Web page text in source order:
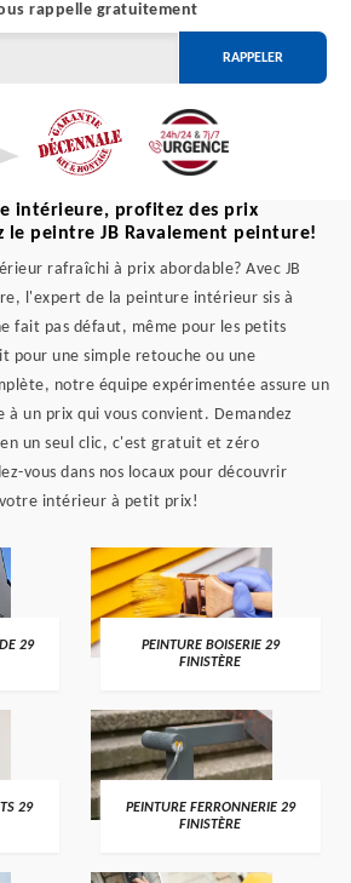
rappelle gratuitement
intérieure, profitez des prix
le peintre JB Ravalement peinture!
rafraîchi à prix abordable? Avec JB
l'expert de la peinture intérieur sis à
fait pas défaut, même pour les petits
pour une simple retouche ou une
notre équipe expérimentée assure un
à un prix qui vous convient. Demandez
un seul clic, c'est gratuit et zéro
vous dans nos locaux pour découvrir
intérieur à petit prix!
29
PEINTURE BOISERIE 29
FINISTÈRE
29
PEINTURE FERRONNERIE 29
FINISTÈRE